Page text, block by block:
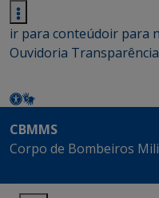
ir para conteúdoir para
Ouvidoria Transparência
CBMMS
Corpo de Bombeiros